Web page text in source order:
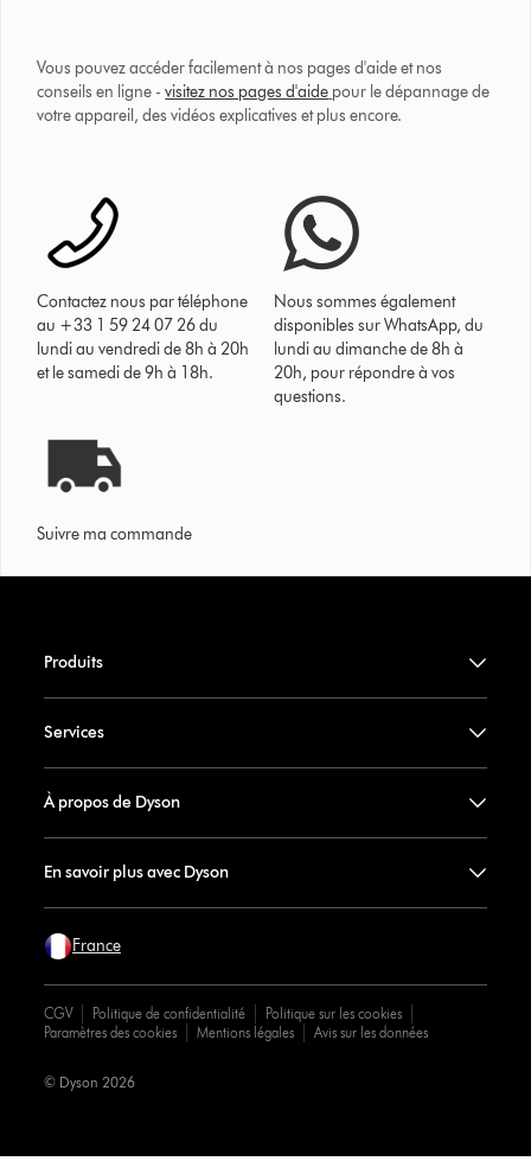
Vous pouvez accéder facilement à nos pages d'aide et nos
conseils en ligne -visitez nos pages d'aide pour le dépannage de
votre appareil, des vidéos explicatives et plus encore.
Contactez nous par téléphone
au +33 1 59 24 07 26 du
lundi au vendredi de 8h à 20h
et le samedi de 9h à 18h.
Nous sommes également
disponibles sur WhatsApp, du
lundi au dimanche de 8h à
20h, pour répondre à vos
questions.
Suivre ma commande
Produits
Services
À propos de Dyson
En savoir plus avec Dyson
France
CGV Politique de confidentialité
Politique sur les cookies
Paramètres des cookies
Mentions légales Avis sur les données
© Dyson 2026